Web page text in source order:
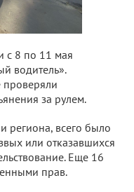
с 8 по 11 мая
водитель».
за рулем.
региона, всего было
или отказавшихся
Еще 16
прав.